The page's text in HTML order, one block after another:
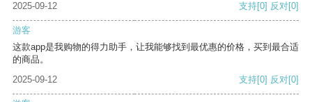
2025-09-12 支持[0] 反对[0]
游客
这款app是我购物的得力助手，让我能够找到最优惠的价格，买到最合适
的商品。
2025-09-12
支持[0] 反对[0]